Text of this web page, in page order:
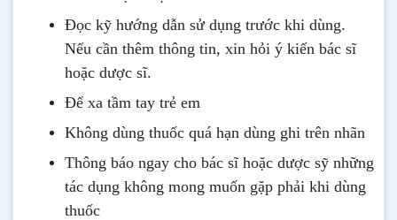
Đọc kỹ hướng dẫn sử dụng trước khi dùng.
Nếu cần thêm thông tin, xin hỏi ý kiến bác sĩ
hoặc dược sĩ.
Để xa tầm tay trẻ em
Không dùng thuốc quá hạn dùng ghi trên nhãn
Thông báo ngay cho bác sĩ hoặc dược sỹ những
tác dụng không mong muốn gặp phải khi dùng
thuốc